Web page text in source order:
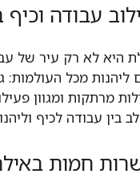
עבודה
היא לא רק עיר של
ליהנות מכל העולמות:
מרתקות ומגוון
בין עבודה לכיף
חמות